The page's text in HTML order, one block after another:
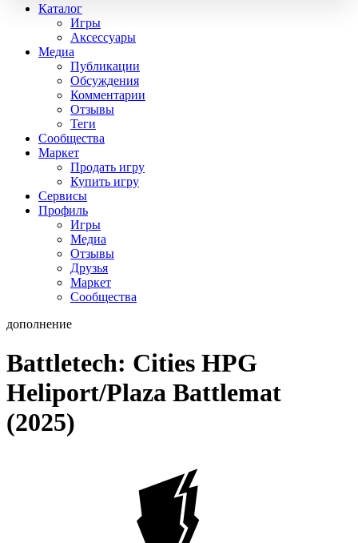
Каталог
Игры
Аксессуары
Медиа
Публикации
Обсуждения
Комментарии
Отзывы
Теги
Сообщества
Маркет
Продать игру
Купить игру
Сервисы
Профиль
Игры
Медиа
Отзывы
Друзья
Маркет
Сообщества
дополнение
Battletech: Cities HPG
Heliport/Plaza Battlemat
(2025)